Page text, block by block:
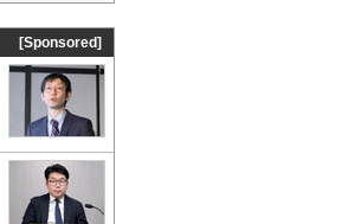
[Sponsored]